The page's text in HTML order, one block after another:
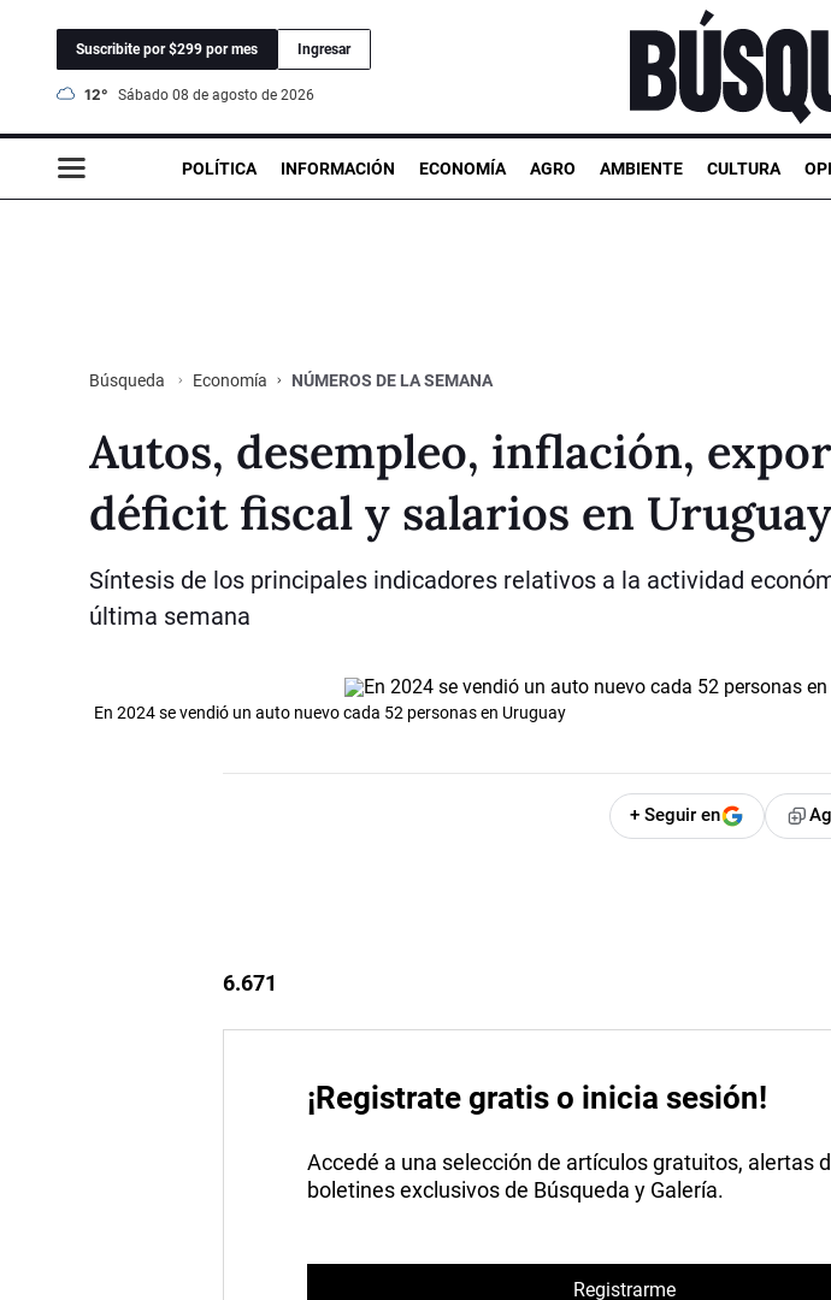
Suscribite por $299 por mes Ingresar
12° sábado 08 de agosto de 2026
POLÍTICA INFORMACIÓN ECONOMÍA AGRO AMBIENTE CULTURA
Búsqueda Economía NÚMEROS DE LA SEMANA
Autos, desempleo, inflación,
déficit fiscal y salarios en
Síntesis de los principales indicadores relativos a la actividad
última semana
En 2024 se vendió un auto nuevo cada 52 personas en Uruguay
+ Seguir en
6.671
¡Registrate gratis o inicia sesión!
Accedé a una selección de artículos gratuitos, alertas
boletines exclusivos de Búsqueda y Galería.
Registrarme